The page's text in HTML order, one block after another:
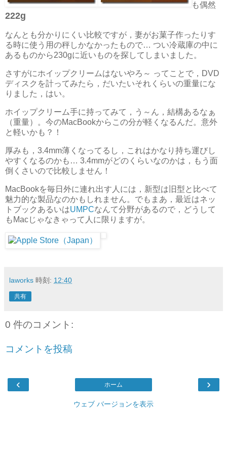
も偶然
222g
なんとも分かりにくい比較ですが，妻がお菓子作ったりす
る時に使う用の秤しかなかったもので… つい冷蔵庫の中に
あるものから230gに近いものを探してしまいました。
さすがにホイップクリームはないやろ～ ってことで，DVD
ディスクを計ってみたら，だいたいそれくらいの重量にな
りました，はい。
ホイップクリーム手に持ってみて，う～ん，結構あるなぁ
（重量）。今のMacBookからこの分が軽くなるんだ。意外
と軽いかも？！
厚みも，3.4mm薄くなってるし，これはかなり持ち運びし
やすくなるのかも… 3.4mmがどのくらいなのかは，もう面
倒くさいので比較しません！
MacBookを毎日外に連れ出す人には，新型は旧型と比べて
魅力的な製品なのかもしれません。でもまあ，最近はネッ
トブックあるいはUMPCなんて分野があるので，どうして
もMacじゃなきゃって人に限りますが。
laworks 時刻: 12:40
共有
0 件のコメント:
コメントを投稿
‹ ›
ホーム
ウェブ バージョンを表示